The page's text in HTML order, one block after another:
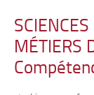
MÉTIERS